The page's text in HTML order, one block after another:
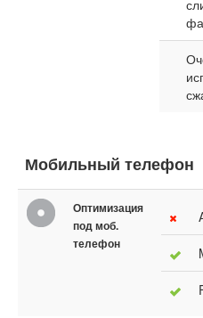
Мобильный телефон
Оптимизация
под моб.
телефон